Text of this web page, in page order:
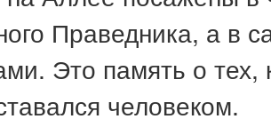
Праведника, а в
Это память о
человеком.